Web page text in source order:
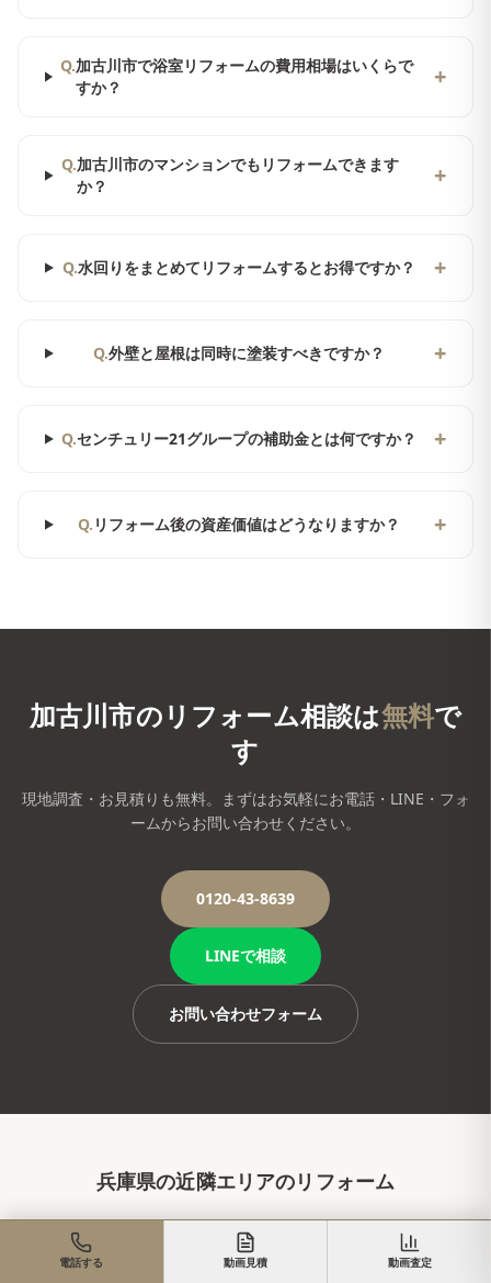
Q.加古川市で浴室リフォームの費用相場はいくらで
すか？
+
Q.加古川市のマンションでもリフォームできます
か？
+
Q.水回りをまとめてリフォームするとお得ですか？ +
Q.外壁と屋根は同時に塗装すべきですか？ +
Q.センチュリー21グループの補助金とは何ですか？ +
Q. リフォーム後の資産価値はどうなりますか？ +
加古川市のリフォーム相談は無料で
す
現地調査・お見積りも無料。まずはお気軽にお電話・LINE・フォ
ームからお問い合わせください。
0120-43-8639
LINEで相談
お問い合わせフォーム
兵庫県の近隣エリアのリフォーム
神戸市 神戸市灘区
神戸市兵庫区
電話する 動画見積 動画査定